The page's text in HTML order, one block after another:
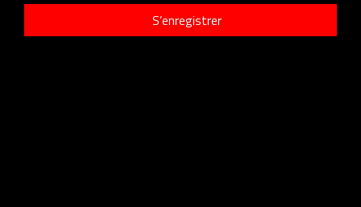
S’enregistrer